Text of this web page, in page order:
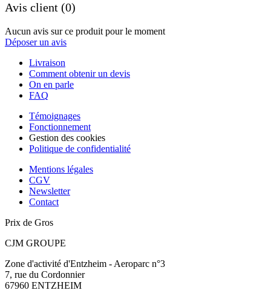
Avis client (0)
Aucun avis sur ce produit pour le moment
Déposer un avis
Livraison
Comment obtenir un devis
On en parle
FAQ
Témoignages
Fonctionnement
Gestion des cookies
Politique de confidentialité
Mentions légales
CGV
Newsletter
Contact
Prix de Gros
CJM GROUPE
Zone d'activité d'Entzheim - Aeroparc n°3
7, rue du Cordonnier
67960 ENTZHEIM